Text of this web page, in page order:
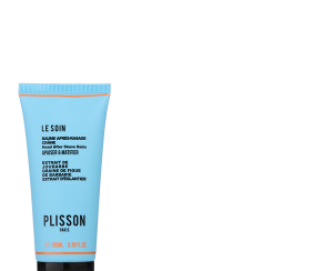
Подробнее
В корзину